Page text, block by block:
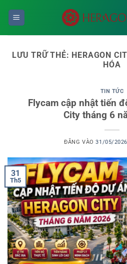
LƯU TRỮ THẺ: HERAGON
HÓA
TIN TỨC
Flycam cập nhật tiến
City tháng 6
ĐĂNG VÀO31/05/2026
31
Th5